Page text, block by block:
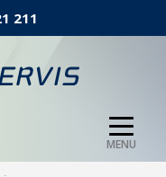
211
MENU